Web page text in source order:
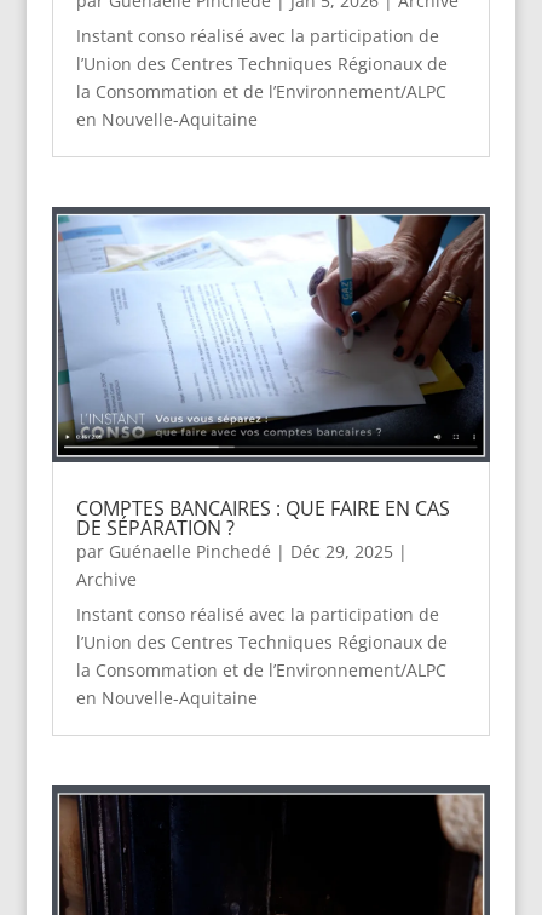
Instant conso réalisé avec la participation de
l’Union des Centres Techniques Régionaux de
la Consommation et de l’Environnement/ALPC
en Nouvelle-Aquitaine
COMPTES BANCAIRES : QUE FAIRE EN CAS
DE SÉPARATION ?
par Guénaelle Pinchedé | Déc 29, 2025|
Archive
Instant conso réalisé avec la participation de
l’Union des Centres Techniques Régionaux de
la Consommation et de l’Environnement/ALPC
en Nouvelle-Aquitaine